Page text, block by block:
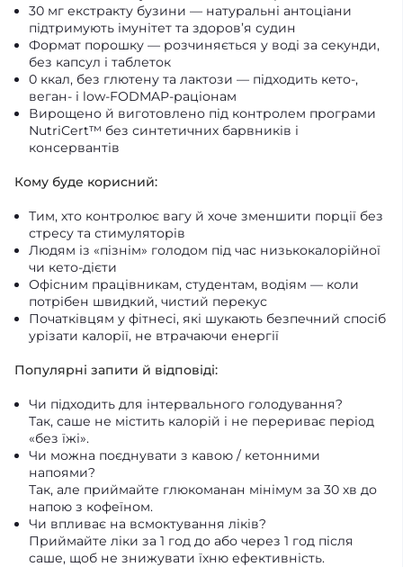
30 мг екстракту бузини — натуральні антоціани
підтримують імунітет та здоров’я судин
Формат порошку — розчиняється у воді за секунди,
без капсул і таблеток
0 ккал, без глютену та лактози — підходить кето-,
веган- і low-FODMAP-раціонам
Вирощено й виготовлено під контролем програми
NutriCert™ без синтетичних барвників і
консервантів
Кому буде корисний:
Тим, хто контролює вагу й хоче зменшити порції без
стресу та стимуляторів
Людям із «пізнім» голодом під час низькокалорійної
чи кето-дієти
Офісним працівникам, студентам, водіям — коли
потрібен швидкий, чистий перекус
Початківцям у фітнесі, які шукають безпечний спосіб
урізати калорії, не втрачаючи енергії
Популярні запити й відповіді:
Чи підходить для інтервального голодування?
Так, саше не містить калорій і не перериває період
«без їжі».
Чи можна поєднувати з кавою / кетонними
напоями?
Так, але приймайте глюкоманан мінімум за 30 хв до
напою з кофеїном.
Чи впливає на всмоктування ліків?
Приймайте ліки за 1 год до або через 1 год після
саше, щоб не знижувати їхню ефективність.